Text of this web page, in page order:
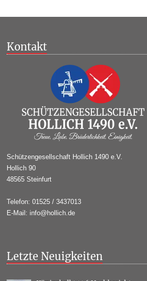
Kontakt
Schützengesellschaft Hollich 1490 e.V.
Hollich 90
48565 Steinfurt
Telefon: 01525 / 3437013
E-Mail: info@hollich.de
Letzte Neuigkeiten